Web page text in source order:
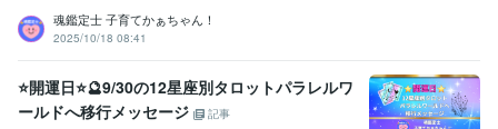
子育ての悩み
占い 【魂の気質から読み解く宝物(才能)鑑定】
ためのお手伝い♡♪】
悩み相談 子育ての悩み 仕事 家族の悩み
魂鑑定士 子育てかぁちゃん！
2025/10/18 08:41
⭐開運日⭐🔮9/30の12星座別タロットパラレルワ
ールドへ移行メッセージ
記事